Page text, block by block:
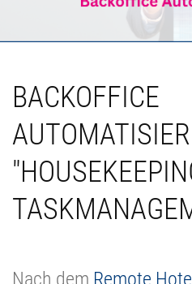
BACKOFFICE
Nach dem Remote